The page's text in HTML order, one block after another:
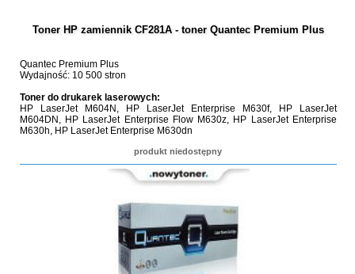
Toner HP zamiennik CF281A - toner Quantec Premium Plus
Quantec Premium Plus
Wydajność: 10 500 stron
Toner do drukarek laserowych:
HP LaserJet M604N, HP LaserJet Enterprise M630f, HP LaserJet
M604DN, HP LaserJet Enterprise Flow M630z, HP LaserJet Enterprise
M630h, HP LaserJet Enterprise M630dn
produkt niedostępny